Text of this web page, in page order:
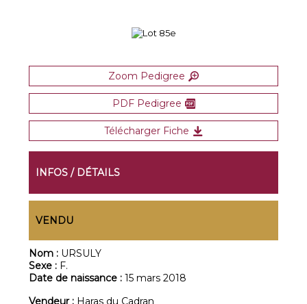
Zoom Pedigree
PDF Pedigree
Télécharger Fiche
INFOS / DÉTAILS
VENDU
Nom : URSULY
Sexe : F.
Date de naissance :15 mars 2018
Vendeur : Haras du Cadran